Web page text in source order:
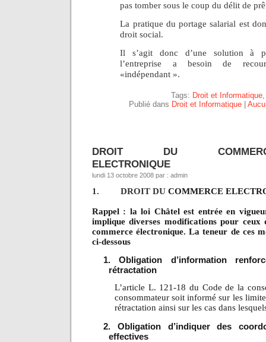
pas tomber sous le coup du délit de
La pratique du portage salarial est
droit social.
Il s’agit donc d’une solution à
l’entreprise a besoin de
«indépendant ».
Tags: Droit et Informatique
Publié dans Droit et Informatique|
DROIT DU
ELECTRONIQUE
lundi 13 octobre 2008 par : admin
1. DROIT DU COMMERCE
Rappel : la loi Châtel est entrée en
implique diverses modifications pour ceux
commerce électronique. La teneur de ces
ci-dessous
1. Obligation d’information
rétractation
L’article L. 121-18 du Code de la
consommateur soit informé sur les
rétractation ainsi sur les cas dans
2. Obligation d’indiquer des
effectives